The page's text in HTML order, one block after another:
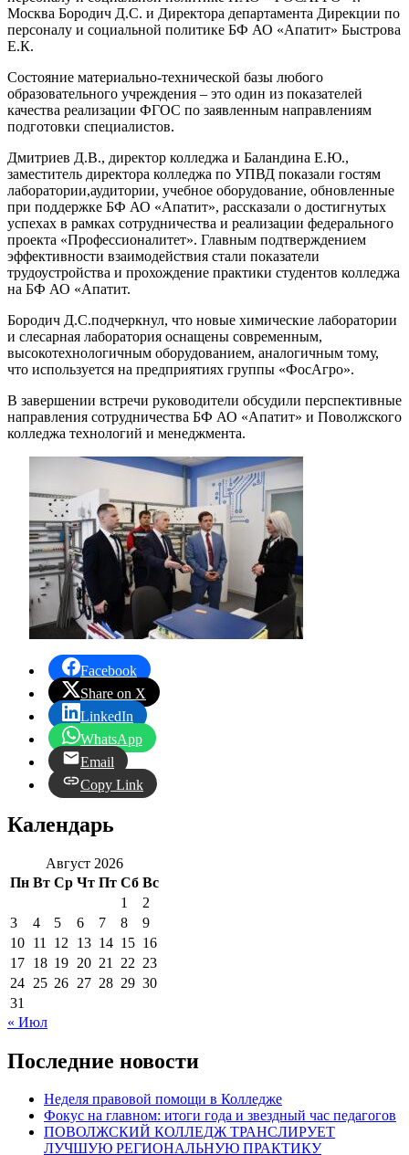
Москва Бородич Д.С. и Директора департамента Дирекции по
персоналу и социальной политике БФ АО «Апатит» Быстрова
Е.К.
Состояние материально-технической базы любого
образовательного учреждения – это один из показателей
качества реализации ФГОС по заявленным направлениям
подготовки специалистов.
Дмитриев Д.В., директор колледжа и Баландина Е.Ю.,
заместитель директора колледжа по УПВД показали гостям
лаборатории,аудитории, учебное оборудование, обновленные
при поддержке БФ АО «Апатит», рассказали о достигнутых
успехах в рамках сотрудничества и реализации федерального
проекта «Профессионалитет». Главным подтверждением
эффективности взаимодействия стали показатели
трудоустройства и прохождение практики студентов колледжа
на БФ АО «Апатит.
Бородич Д.С.подчеркнул, что новые химические лаборатории
и слесарная лаборатория оснащены современным,
высокотехнологичным оборудованием, аналогичным тому,
что используется на предприятиях группы «ФосАгро».
В завершении встречи руководители обсудили перспективные
направления сотрудничества БФ АО «Апатит» и Поволжского
колледжа технологий и менеджмента.
Facebook
Share on X
LinkedIn
WhatsApp
Email
Copy Link
Календарь
Август 2026
Пн Вт Ср Чт Пт Сб Вс
1
2
3
4 5 6 7 8
9
10 11 12 13 14 15 16
17 18 19 20 21 22 23
24 25 26 27 28 29 30
31
« Июл
Последние новости
Неделя правовой помощи в Колледже
Фокус на главном: итоги года и звездный час педагогов
ПОВОЛЖСКИЙ КОЛЛЕДЖ ТРАНСЛИРУЕТ
ЛУЧШУЮ РЕГИОНАЛЬНУЮ ПРАКТИКУ